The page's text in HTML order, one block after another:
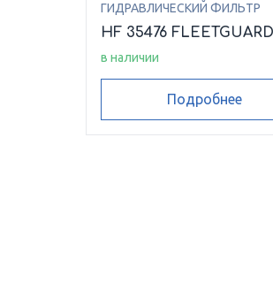
ГИДРАВЛИЧЕСКИЙ ФИЛЬТР
HF 35476 FLEETGUARD
в наличии
Подробнее